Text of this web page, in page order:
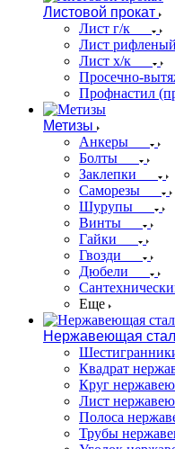
Листовой прокат
Лист г/к
Лист рифленый
Лист х/к
Просечно-
Профнастил
Метизы
Анкеры
Болты
Заклепки
Саморезы
Шурупы
Винты
Гайки
Гвозди
Дюбели
Еще
Нержавеющая
Квадрат
Круг
Лист
Полоса
Трубы